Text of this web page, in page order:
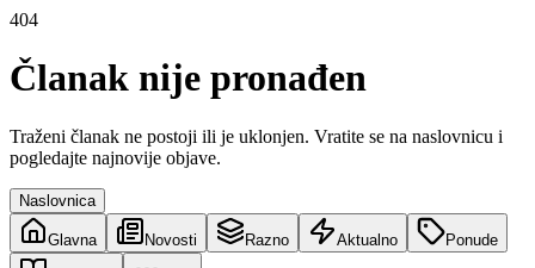
404
Članak nije pronađen
Traženi članak ne postoji ili je uklonjen. Vratite se na naslovnicu i
pogledajte najnovije objave.
Naslovnica
Glavna Novosti Razno Aktualno Ponude